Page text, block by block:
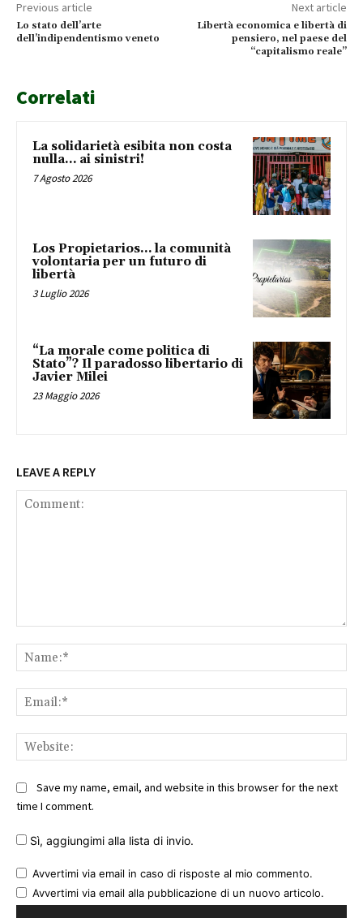
Previous article
Lo stato dell’arte
dell’indipendentismo veneto
Next article
Libertà economica e libertà di
pensiero, nel paese del
“capitalismo reale”
Correlati
La solidarietà esibita non costa
nulla… ai sinistri!
7 Agosto 2026
Los Propietarios… la comunità
volontaria per un futuro di
libertà
3 Luglio 2026
“La morale come politica di
Stato”? Il paradosso libertario di
Javier Milei
23 Maggio 2026
LEAVE A REPLY
Save my name, email, and website in this browser for the next
time I comment.
Sì, aggiungimi alla lista di invio.
Avvertimi via email in caso di risposte al mio commento.
Avvertimi via email alla pubblicazione di un nuovo articolo.